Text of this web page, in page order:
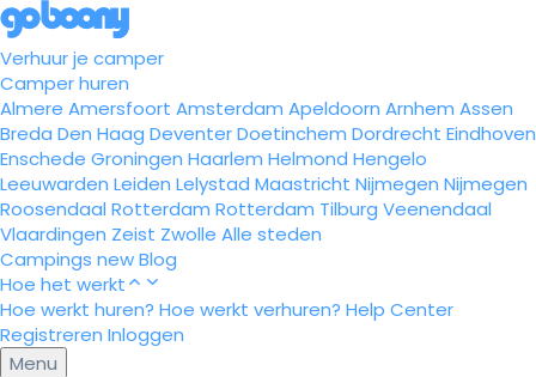
Verhuur je camper
Camper huren
Almere Amersfoort Amsterdam Apeldoorn Arnhem Assen
Breda Den Haag DeventerDoetinchem Dordrecht Eindhoven
Enschede Groningen Haarlem Helmond Hengelo
Leeuwarden Leiden Lelystad Maastricht Nijmegen Nijmegen
Roosendaal Rotterdam Rotterdam Tilburg Veenendaal
Vlaardingen Zeist Zwolle Alle steden
Campings newBlog
Hoe het werkt
Hoe werkt huren? Hoe werkt verhuren? Help Center
Registreren Inloggen
Menu